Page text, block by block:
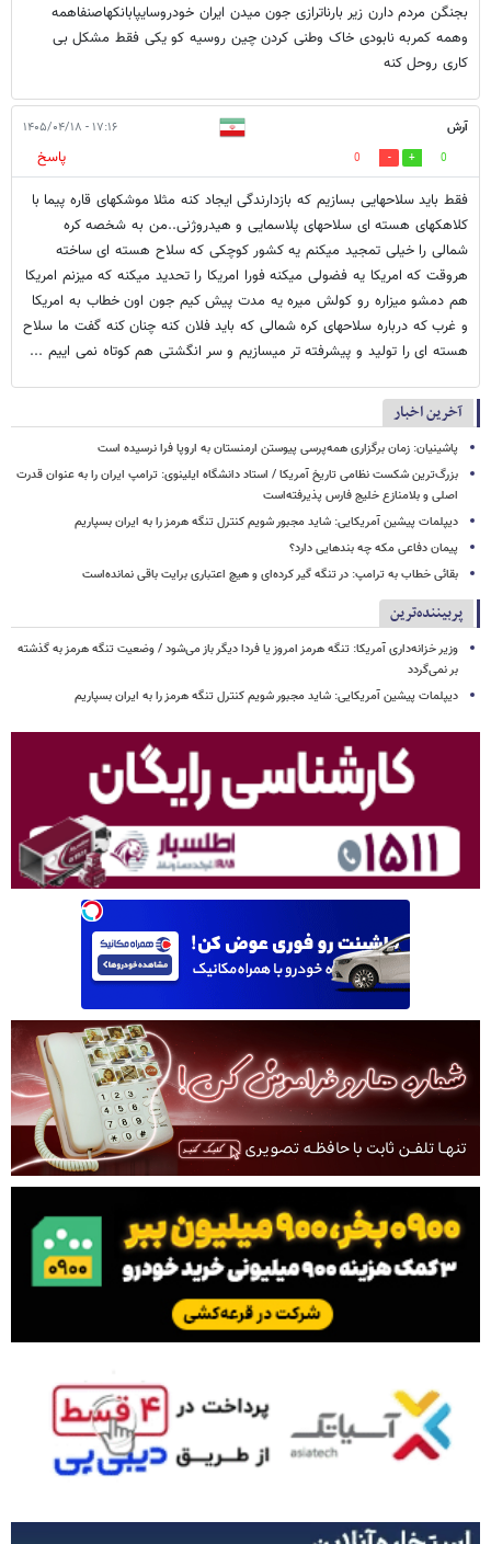
بجنگن مردم دارن زیر بارناترازی جون میدن ایران خودروسایپابانکهاصنفاهمه
وهمه کمربه نابودی خاک وطنی کردن چین روسیه کو یکی فقط مشکل بی
کاری روحل کنه
آرش ۱۷:۱۶ - ۱۴۰۵/۰۴/۱۸
0
0
پاسخ
فقط باید سلاحهایی بسازیم که بازدارندگی ایجاد کنه مثلا موشکهای قاره پیما با
کلاهکهای هسته ای سلاحهای پلاسمایی و هیدروژنی..من به شخصه کره
شمالی را خیلی تمجید میکنم یه کشور کوچکی که سلاح هسته ای ساخته
هروقت که امریکا یه فضولی میکنه فورا امریکا را تحدید میکنه که میزنم امریکا
هم دمشو میزاره رو کولش میره یه مدت پیش کیم جون اون خطاب به امریکا
و غرب که درباره سلاحهای کره شمالی که باید فلان کنه چنان کنه گفت ما سلاح
هسته ای را تولید و پیشرفته تر میسازیم و سر انگشتی هم کوتاه نمی اییم ...
آخرین اخبار
پاشینیان: زمان برگزاری همه‌پرسی پیوستن ارمنستان به اروپا فرا نرسیده است
بزرگ‌ترین شکست نظامی تاریخ آمریکا / استاد دانشگاه ایلینوی: ترامپ ایران را به عنوان قدرت
اصلی و بلامنازع خلیج فارس پذیرفته‌است
دیپلمات پیشین آمریکایی: شاید مجبور شویم کنترل تنگه هرمز را به ایران بسپاریم
پیمان دفاعی مکه چه بندهایی دارد؟
بقائی خطاب به ترامپ: در تنگه گیر کرده‌ای و هیچ اعتباری برایت باقی نمانده‌است
پربیننده‌ترین
وزیر خزانه‌داری آمریکا: تنگه هرمز امروز یا فردا دیگر باز می‌شود / وضعیت تنگه هرمز به گذشته
بر نمی‌گردد
دیپلمات پیشین آمریکایی: شاید مجبور شویم کنترل تنگه هرمز را به ایران بسپاریم